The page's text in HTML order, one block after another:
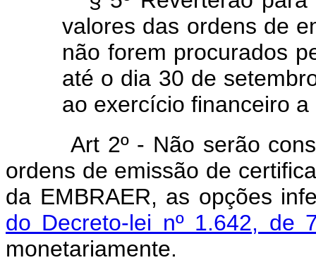
valores das ordens de
não forem procurados
até o dia 30 de
ao exercício financeiro
Art 2º - Não serão
ordens de emissão de
da EMBRAER, as opções
do Decreto-lei nº 1.642, de
monetariamente.